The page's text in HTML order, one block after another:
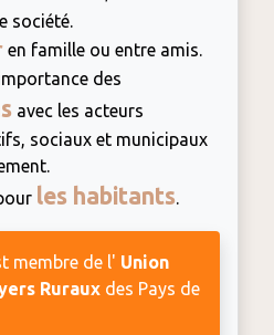
société.
en famille ou entre amis.
des
avec les acteurs
sociaux et municipaux
les habitants.
membre de l' Union
Ruraux des Pays de